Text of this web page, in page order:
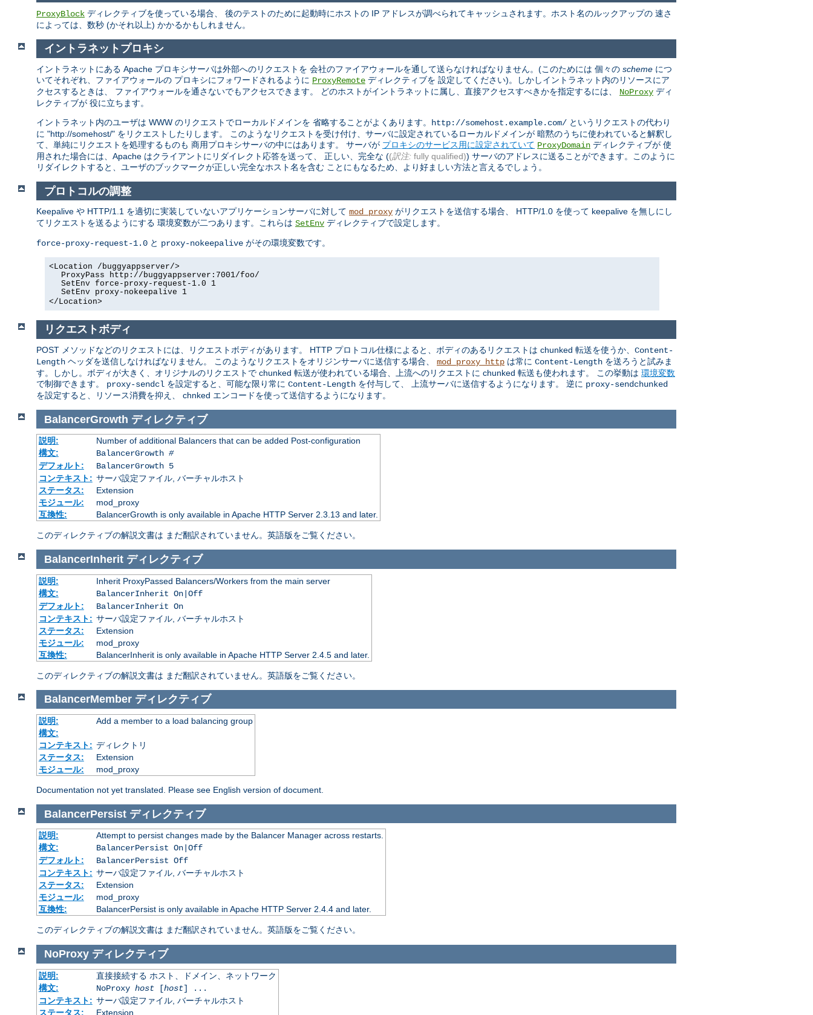
ProxyBlock ディレクティブを使っている場合、 後のテストのために起動時にホストの IP アドレスが調べられてキャッシュされます。ホスト名のルックアップの 速さ
によっては、数秒 (かそれ以上) かかるかもしれません。
イントラネットプロキシ
イントラネットにある Apache プロキシサーバは外部へのリクエストを 会社のファイアウォールを通して送らなければなりません。(このためには 個々の scheme につ
いてそれぞれ、ファイアウォールの プロキシにフォワードされるように ProxyRemote ディレクティブを 設定してください)。しかしイントラネット内のリソースにア
クセスするときは、 ファイアウォールを通さないでもアクセスできます。 どのホストがイントラネットに属し、直接アクセスすべきかを指定するには、 NoProxy ディ
レクティブが 役に立ちます。
イントラネット内のユーザは WWW のリクエストでローカルドメインを 省略することがよくあります。
http://somehost.example.com/ というリクエストの代わり
に "http://somehost/" をリクエストしたりします。 このようなリクエストを受け付け、サーバに設定されているローカルドメインが 暗黙のうちに使われていると解釈し
て、単純にリクエストを処理するものも 商用プロキシサーバの中にはあります。 サーバが プロキシのサービス用に設定されていて ProxyDomain ディレクティブが 使
用された場合には、Apache はクライアントにリダイレクト応答を送って、 正しい、完全な ((訳注: fully qualified)) サーバのアドレスに送ることができます。このように
リダイレクトすると、ユーザのブックマークが正しい完全なホスト名を含む ことにもなるため、より好ましい方法と言えるでしょう。
プロトコルの調整
Keepalive や HTTP/1.1 を適切に実装していないアプリケーションサーバに対して mod_proxy がリクエストを送信する場合、 HTTP/1.0 を使って keepalive を無しにし
てリクエストを送るようにする 環境変数が二つあります。これらは SetEnv ディレクティブで設定します。
force-proxy-request-1.0 と proxy-nokeepalive がその環境変数です。
<Location /buggyappserver/>
ProxyPass http://buggyappserver:7001/foo/
SetEnv force-proxy-request-1.0 1
SetEnv proxy-nokeepalive 1
</Location>
リクエストボディ
POST メソッドなどのリクエストには、リクエストボディがあります。 HTTP プロトコル仕様によると、ボディのあるリクエストは chunked 転送を使うか、 Content-
Length ヘッダを送信しなければなりません。 このようなリクエストをオリジンサーバに送信する場合、 mod_proxy_http は常に Content-Length を送ろうと試みま
す。しかし。ボディが大きく、オリジナルのリクエストで chunked 転送が使われている場合、上流へのリクエストに chunked 転送も使われます。 この挙動は 環境変数
で制御できます。 proxy-sendcl を設定すると、可能な限り常に Content-Length を付与して、 上流サーバに送信するようになります。 逆に proxy-sendchunked
を設定すると、リソース消費を抑え、 chnked エンコードを使って送信するようになります。
BalancerGrowth ディレクティブ
説明:
Number of additional Balancers that can be added Post-configuration
構文:
BalancerGrowth #
デフォルト:
BalancerGrowth 5
コンテキスト: サーバ設定ファイル, バーチャルホスト
ステータス:
Extension
モジュール:
mod_proxy
互換性:
BalancerGrowth is only available in Apache HTTP Server 2.3.13 and later.
このディレクティブの解説文書は まだ翻訳されていません。英語版をご覧ください。
BalancerInherit ディレクティブ
説明:
Inherit ProxyPassed Balancers/Workers from the main server
構文:
BalancerInherit On|Off
デフォルト:
BalancerInherit On
コンテキスト: サーバ設定ファイル, バーチャルホスト
ステータス:
Extension
モジュール:
mod_proxy
互換性:
BalancerInherit is only available in Apache HTTP Server 2.4.5 and later.
このディレクティブの解説文書は まだ翻訳されていません。英語版をご覧ください。
BalancerMember ディレクティブ
説明:
Add a member to a load balancing group
構文:
コンテキスト: ディレクトリ
ステータス:
Extension
モジュール:
mod_proxy
Documentation not yet translated. Please see English version of document.
BalancerPersist ディレクティブ
説明:
Attempt to persist changes made by the Balancer Manager across restarts.
構文:
BalancerPersist On|Off
デフォルト:
BalancerPersist Off
コンテキスト: サーバ設定ファイル, バーチャルホスト
ステータス:
Extension
モジュール:
mod_proxy
互換性:
BalancerPersist is only available in Apache HTTP Server 2.4.4 and later.
このディレクティブの解説文書は まだ翻訳されていません。英語版をご覧ください。
NoProxy ディレクティブ
説明:
直接接続する ホスト、ドメイン、ネットワーク
構文:
NoProxy host[host] ...
コンテキスト: サーバ設定ファイル, バーチャルホスト
ステータス:
Extension